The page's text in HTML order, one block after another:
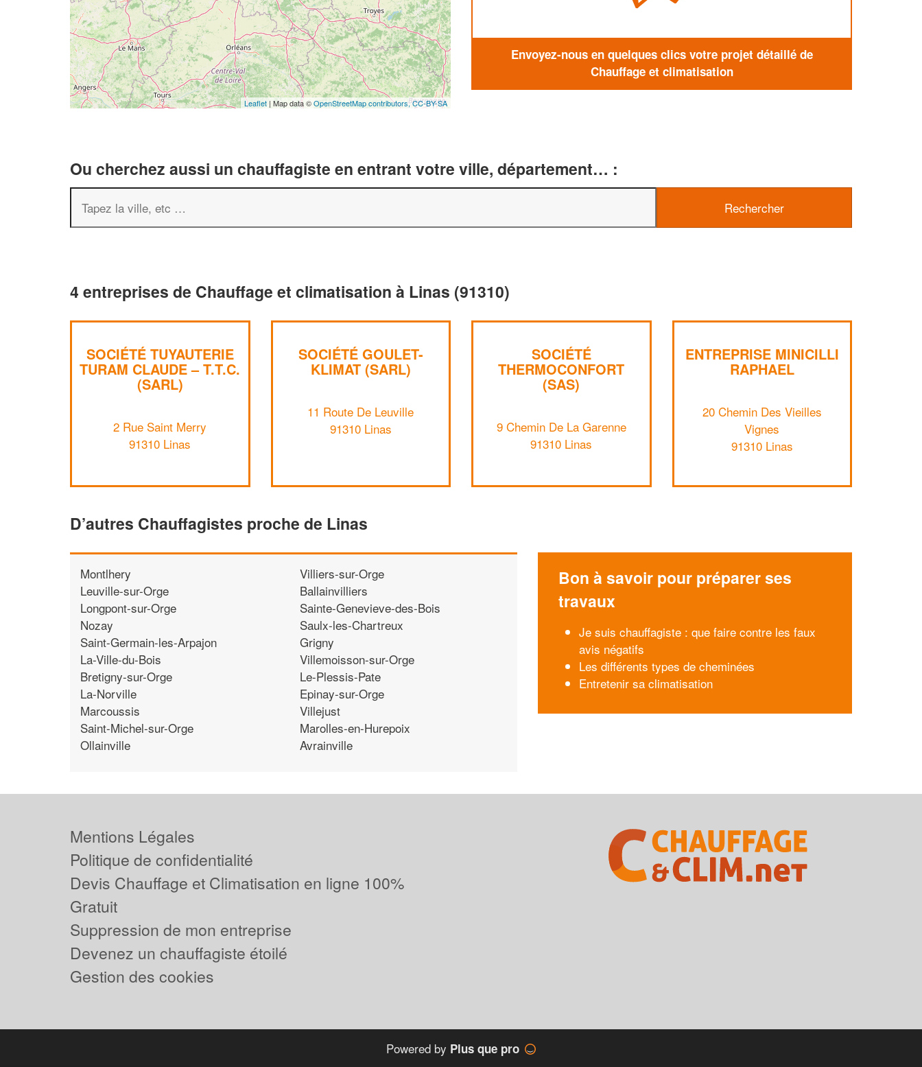
Leaflet | Map data ©OpenStreetMap contributors,CC-BY-SA
Envoyez-nous en quelques clics votre projet détaillé de
Chauffage et climatisation
Ou cherchez aussi un chauffagiste en entrant votre ville, département… :
4 entreprises de Chauffage et climatisation à Linas (91310)
SOCIÉTÉ TUYAUTERIE
TURAM CLAUDE – T.T.C.
(SARL)
2 Rue Saint Merry
91310 Linas
SOCIÉTÉ GOULET-
KLIMAT (SARL)
11 Route De Leuville
91310 Linas
SOCIÉTÉ
THERMOCONFORT
(SAS)
9 Chemin De La Garenne
91310 Linas
ENTREPRISE MINICILLI
RAPHAEL
20 Chemin Des Vieilles
Vignes
91310 Linas
D’autres Chauffagistes proche de Linas
Montlhery
Leuville-sur-Orge
Longpont-sur-Orge
Nozay
Saint-Germain-les-Arpajon
La-Ville-du-Bois
Bretigny-sur-Orge
La-Norville
Marcoussis
Saint-Michel-sur-Orge
Ollainville
Villiers-sur-Orge
Ballainvilliers
Sainte-Genevieve-des-Bois
Saulx-les-Chartreux
Grigny
Villemoisson-sur-Orge
Le-Plessis-Pate
Epinay-sur-Orge
Villejust
Marolles-en-Hurepoix
Avrainville
Bon à savoir pour préparer ses
travaux
Je suis chauffagiste : que faire contre les faux
avis négatifs
Les différents types de cheminées
Entretenir sa climatisation
✕
nouveaux clients!
En savoir plus
Mentions Légales
Politique de confidentialité
Devis Chauffage et Climatisation en ligne 100%
Gratuit
Suppression de mon entreprise
Devenez un chauffagiste étoilé
Gestion des cookies
Powered by Plus que pro